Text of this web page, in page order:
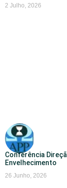
2 Julho, 2026
Conferência
Envelhecimento
26 Junho, 2026